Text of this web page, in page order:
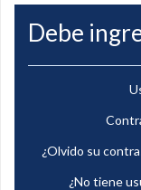
Debe
¿Olvido su
¿No tiene